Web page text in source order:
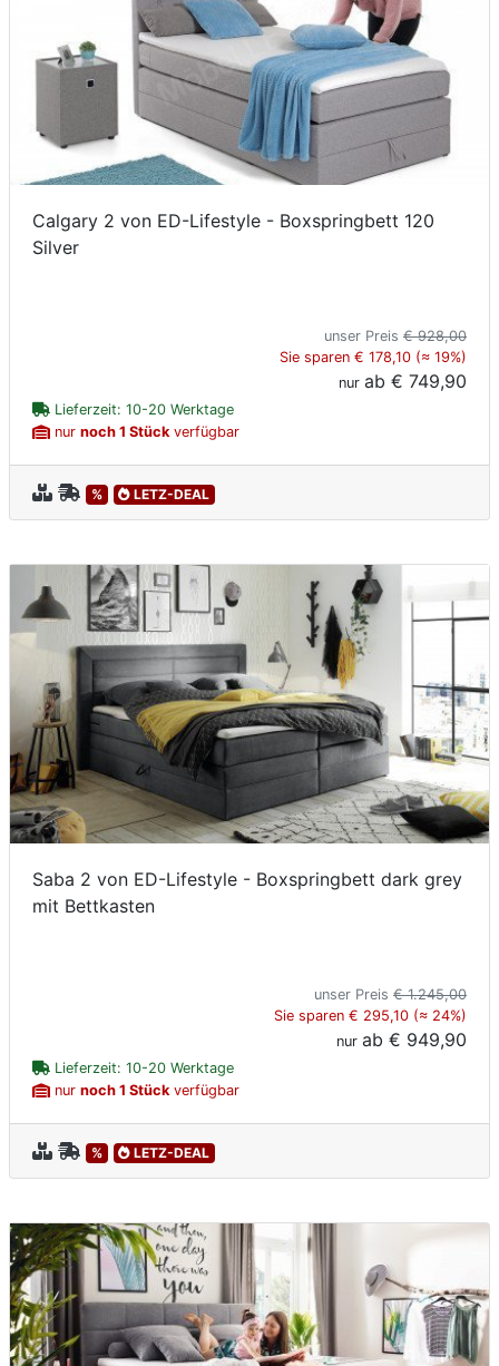
Calgary 2 von ED-Lifestyle - Boxspringbett 120
Silver
unser Preis € 928,00
Sie sparen € 178,10 (≈ 19%)
nur ab € 749,90
Lieferzeit: 10-20 Werktage
nur noch 1 Stückverfügbar
% LETZ-DEAL
Saba 2 von ED-Lifestyle - Boxspringbett dark grey
mit Bettkasten
unser Preis € 1.245,00
Sie sparen € 295,10 (≈ 24%)
nur ab € 949,90
Lieferzeit: 10-20 Werktage
nur noch 1 Stückverfügbar
% LETZ-DEAL